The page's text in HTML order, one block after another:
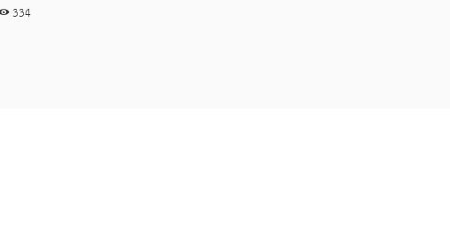
334